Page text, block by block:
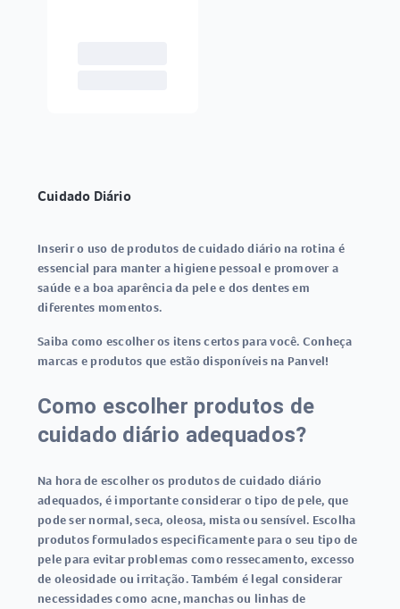
Cuidado Diário
Inserir o uso de produtos de cuidado diário na rotina é
essencial para manter a higiene pessoal e promover a
saúde e a boa aparência da pele e dos dentes em
diferentes momentos.
Saiba como escolher os itens certos para você. Conheça
marcas e produtos que estão disponíveis na Panvel!
Como escolher produtos de
cuidado diário adequados?
Na hora de escolher os produtos de cuidado diário
adequados, é importante considerar o tipo de pele, que
pode ser normal, seca, oleosa, mista ou sensível. Escolha
produtos formulados especificamente para o seu tipo de
pele para evitar problemas como ressecamento, excesso
de oleosidade ou irritação. Também é legal considerar
necessidades como acne, manchas ou linhas de